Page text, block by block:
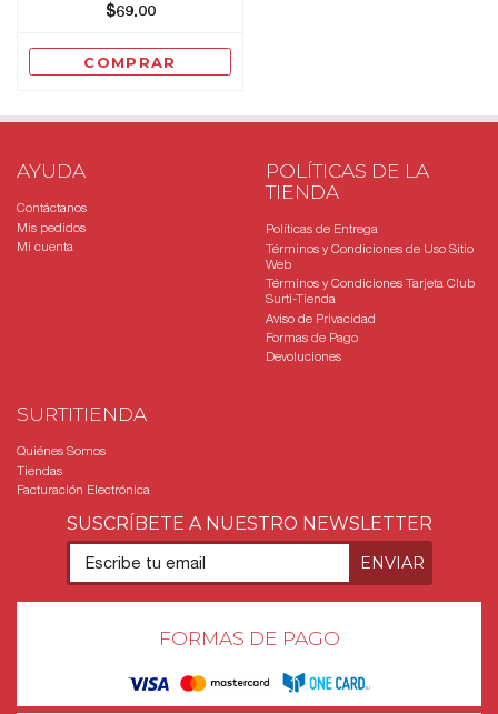
$69.00
COMPRAR
SUSCRÍBETE A NUESTRO NEWSLETTER
AYUDA
Contáctanos
Mis pedidos
Mi cuenta
POLÍTICAS DE LA
TIENDA
Políticas de Entrega
Términos y Condiciones de Uso Sitio
Web
Términos y Condiciones Tarjeta Club
Surti-Tienda
Aviso de Privacidad
Formas de Pago
Devoluciones
SURTITIENDA
Quiénes Somos
Tiendas
Facturación Electrónica
FORMAS DE PAGO